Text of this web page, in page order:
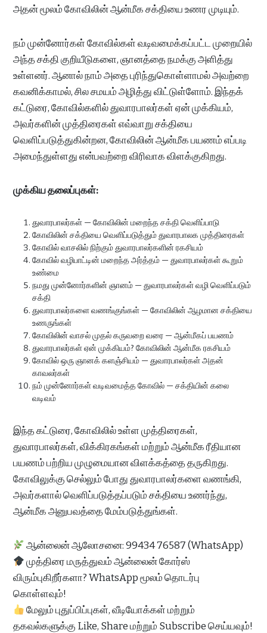
அதன் மூலம் கோவிலின் ஆன்மீக சக்தியை உணர முடியும்.
நம் முன்னோர்கள் கோவில்கள் வடிவமைக்கப்பட்ட முறையில்
அந்த சக்தி குறியீடுகளை, ஞானத்தை நமக்கு அளித்து
உள்ளனர். ஆனால் நாம் அதை புரிந்துகொள்ளாமல் அவற்றை
கவனிக்காமல், சில சமயம் அழித்து விட்டுள்ளோம். இந்தக்
கட்டுரை, கோவில்களில் துவாரபாலர்கள் ஏன் முக்கியம்,
அவர்களின் முத்திரைகள் எவ்வாறு சக்தியை
வெளிப்படுத்துகின்றன, கோவிலின் ஆன்மீக பயணம் எப்படி
அமைந்துள்ளது என்பவற்றை விரிவாக விளக்குகிறது.
முக்கிய தலைப்புகள்:
துவாரபாலர்கள் — கோவிலின் மறைந்த சக்தி வெளிப்பாடு
கோவிலின் சக்தியை வெளிப்படுத்தும் துவாரபாலக முத்திரைகள்
கோவில் வாசலில் நிற்கும் துவாரபாலர்களின் ரகசியம்
கோவில் வழிபாட்டின் மறைந்த அர்த்தம் — துவாரபாலர்கள் கூறும்
உண்மை
நமது முன்னோர்களின் ஞானம் — துவாரபாலர்கள் வழி வெளிப்படும்
சக்தி
துவாரபாலர்களை வணங்குங்கள் — கோவிலின் ஆழமான சக்தியை
உணருங்கள்
கோவிலின் வாசல் முதல் கருவறை வரை — ஆன்மீகப் பயணம்
துவாரபாலர்கள் ஏன் முக்கியம்? கோவிலின் ஆன்மீக ரகசியம்
கோவில் ஒரு ஞானக் களஞ்சியம் — துவாரபாலர்கள் அதன்
காவலர்கள்
நம் முன்னோர்கள் வடிவமைத்த கோவில் — சக்தியின் கலை
வடிவம்
இந்த கட்டுரை, கோவிலில் உள்ள முத்திரைகள்,
துவாரபாலர்கள், விக்கிரகங்கள் மற்றும் ஆன்மீக ரீதியான
பயணம் பற்றிய முழுமையான விளக்கத்தை தருகிறது.
கோவிலுக்கு செல்லும் போது துவாரபாலர்களை வணங்கி,
அவர்களால் வெளிப்படுத்தப்படும் சக்தியை உணர்ந்து,
ஆன்மீக அனுபவத்தை மேம்படுத்துங்கள்.
ஆன்லைன் ஆலோசனை: 99434 76587 (WhatsApp)
முத்திரை மருத்துவம் ஆன்லைன் கோர்ஸ்
விரும்புகிறீர்களா? WhatsApp மூலம் தொடர்பு
கொள்ளவும்!
மேலும் புதுப்பிப்புகள், வீடியோக்கள் மற்றும்
தகவல்களுக்கு Like, Share மற்றும் Subscribe செய்யவும்!